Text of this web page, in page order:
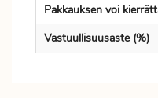
Pakkauksen voi
Vastuullisuusaste (%)